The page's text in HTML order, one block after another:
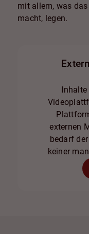
mit allem, was
macht, legen.
Inhalte
externen
bedarf
keiner